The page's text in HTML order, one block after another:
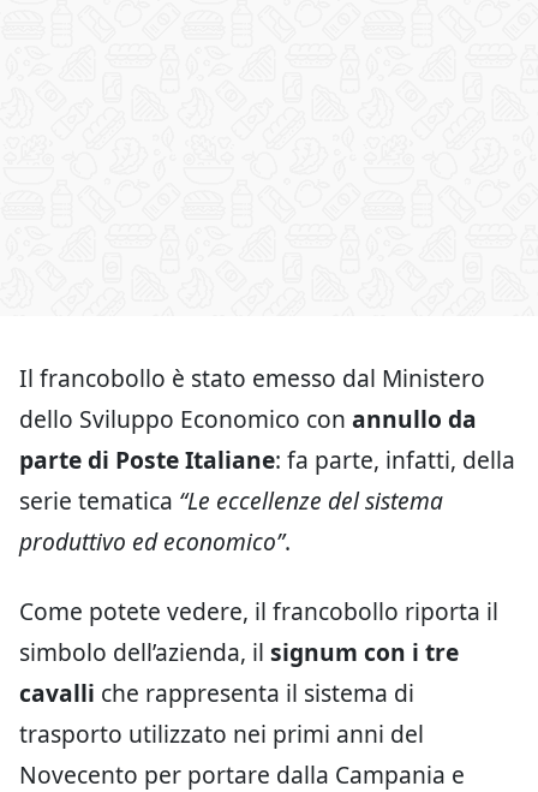
Il francobollo è stato emesso dal Ministero
dello Sviluppo Economico con annullo da
parte di Poste Italiane: fa parte, infatti, della
serie tematica “Le eccellenze del sistema
produttivo ed economico”.
Come potete vedere, il francobollo riporta il
simbolo dell’azienda, il signum con i tre
cavalli che rappresenta il sistema di
trasporto utilizzato nei primi anni del
Novecento per portare dalla Campania e